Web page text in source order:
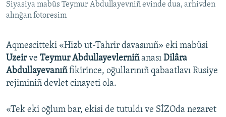
QOŞULIÑIZ!
RFE/RS bütün saytları
Siyasiya mabüs Teymur Abdullayevniñ evinde dua, arhivden
alınğan fotoresim
Aqmescitteki «Hizb ut-Tahrir davasınıñ» eki mabüsi
Uzeirve Teymur Abdullayevlerniñanası Dilâra
Abdullayevanıñfikirince, oğullarınıñ qabaatlavı Rusiye
rejiminiñ devlet cinayeti ola.
«Tek eki oğlum bar, ekisi de tutuldı ve SİZOda nezaret